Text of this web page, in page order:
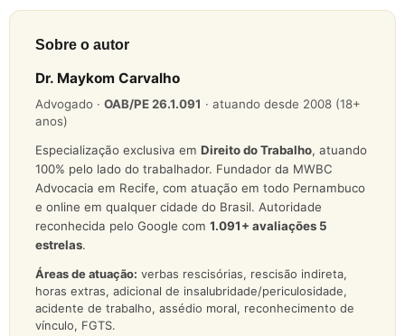
Sobre o autor
Dr. Maykom Carvalho
Advogado · OAB/PE 26.1.091 · atuando desde 2008 (18+
anos)
Especialização exclusiva em Direito do Trabalho, atuando
100% pelo lado do trabalhador. Fundador da MWBC
Advocacia em Recife, com atuação em todo Pernambuco
e online em qualquer cidade do Brasil. Autoridade
reconhecida pelo Google com 1.091+ avaliações 5
estrelas.
Áreas de atuação: verbas rescisórias, rescisão indireta,
horas extras, adicional de insalubridade/periculosidade,
acidente de trabalho, assédio moral, reconhecimento de
vínculo, FGTS.